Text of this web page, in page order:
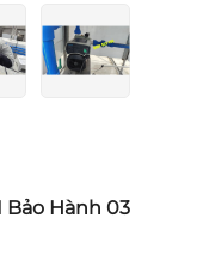
Bảo Hành 03